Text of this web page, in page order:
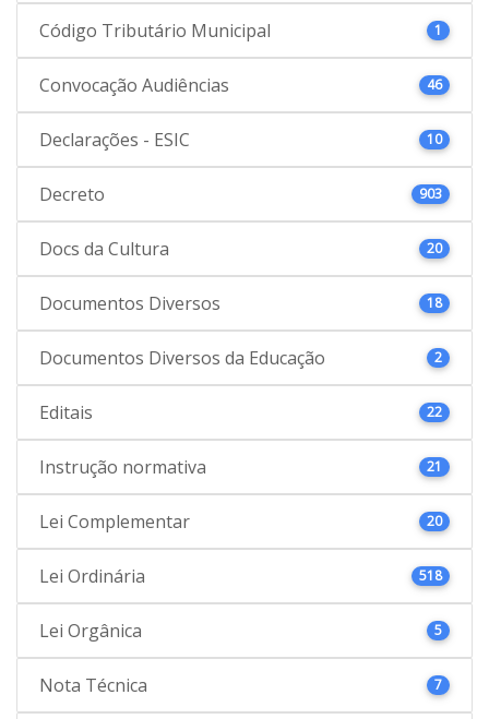
Código Tributário Municipal 1
Convocação Audiências 46
Declarações - ESIC 10
Decreto 903
Docs da Cultura 20
Documentos Diversos 18
Documentos Diversos da Educação 2
Editais 22
Instrução normativa 21
Lei Complementar 20
Lei Ordinária 518
Lei Orgânica 5
Nota Técnica 7